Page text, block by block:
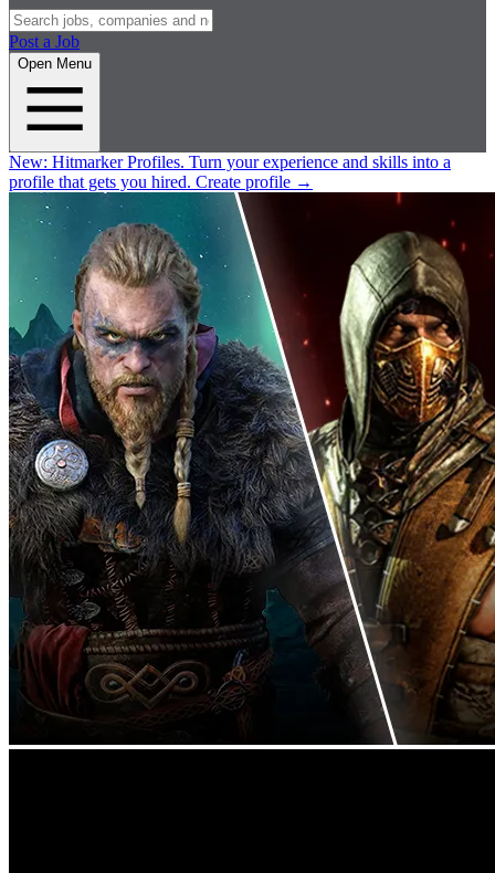
Post a Job
Open Menu
New: Hitmarker Profiles. Turn your experience and skills into a
profile that gets you hired. Create profile →